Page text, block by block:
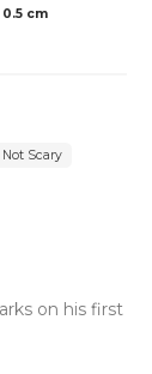
0.5 cm
Not Scary
on his first